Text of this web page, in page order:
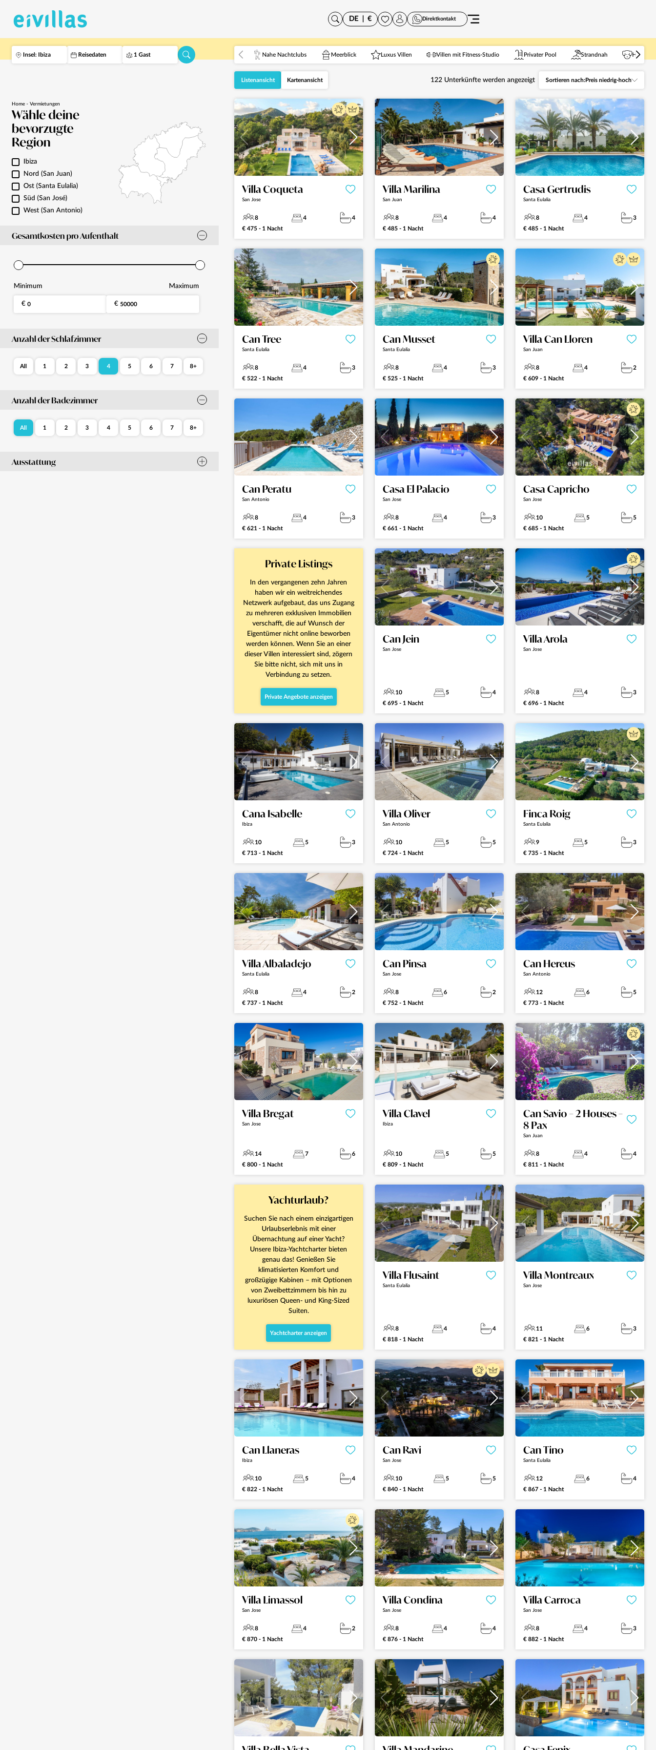
DE € Direktkontakt
Insel: Ibiza Reisedaten 1 Gast Nahe Nachtclubs Meerblick Luxus Villen Villen mit Fitness-Studio Privater Pool Strandnah
Listenansicht Kartenansicht 122 Unterkünfte werden angezeigt Sortieren nach:Preis niedrig-hoch
Home - Vermietungen
Wähle deine
bevorzugte
Region
Ibiza
Nord (San Juan)
Ost (Santa Eulalia)
Süd (San José)
West (San Antonio)
Gesamtkosten pro Aufenthalt
Minimum Maximum
Anzahl der Schlafzimmer
All 1 2 3 4 5 6 7 8+
Anzahl der Badezimmer
All 1 2 3 4 5 6 7 8+
Ausstattung
Villa Coqueta
San Jose
8 4
4
€ 475 - 1 Nacht
Villa Marilina
San Juan
8 4
4
€ 485 - 1 Nacht
Casa Gertrudis
Santa Eulalia
8 4
3
€ 485 - 1 Nacht
Can Tree
Santa Eulalia
8 4
3
€ 522 - 1 Nacht
Can Musset
Santa Eulalia
8 4
3
€ 525 - 1 Nacht
Villa Can Lloren
San Juan
8 4
2
€ 609 - 1 Nacht
Can Peratu
San Antonio
8 4
3
€ 621 - 1 Nacht
Casa El Palacio
San Jose
8 4
3
€ 661 - 1 Nacht
Casa Capricho
San Jose
10 5
5
€ 685 - 1 Nacht
Private Listings
In den vergangenen zehn Jahren
haben wir ein weitreichendes
Netzwerk aufgebaut, das uns Zugang
zu mehreren exklusiven Immobilien
verschafft, die auf Wunsch der
Eigentümer nicht online beworben
werden können. Wenn Sie an einer
dieser Villen interessiert sind, zögern
Sie bitte nicht, sich mit uns in
Verbindung zu setzen.
Private Angebote anzeigen
Can Jein
San Jose
10 5
4
€ 695 - 1 Nacht
Villa Arola
San Jose
8 4
3
€ 696 - 1 Nacht
Cana Isabelle
Ibiza
10 5
3
€ 713 - 1 Nacht
Villa Oliver
San Antonio
10 5
5
€ 724 - 1 Nacht
Finca Roig
Santa Eulalia
9 5
3
€ 735 - 1 Nacht
Villa Albaladejo
Santa Eulalia
8 4
2
€ 737 - 1 Nacht
Can Pinsa
San Jose
8 6
2
€ 752 - 1 Nacht
Can Hereus
San Antonio
12 6
5
€ 773 - 1 Nacht
Villa Bregat
San Jose
14 7
6
€ 800 - 1 Nacht
Villa Clavel
Ibiza
10 5
5
€ 809 - 1 Nacht
Can Savio – 2 Houses –
8 Pax
San Juan
8 4
4
€ 811 - 1 Nacht
Yachturlaub?
Suchen Sie nach einem einzigartigen
Urlaubserlebnis mit einer
Übernachtung auf einer Yacht?
Unsere Ibiza-Yachtcharter bieten
genau das! Genießen Sie
klimatisierten Komfort und
großzügige Kabinen – mit Optionen
von Zweibettzimmern bis hin zu
luxuriösen Queen- und King-Sized
Suiten.
Yachtcharter anzeigen
Villa Flusaint
Santa Eulalia
8 4
4
€ 818 - 1 Nacht
Villa Montreaux
San Jose
11 6
3
€ 821 - 1 Nacht
Can Llaneras
Ibiza
10 5
4
€ 822 - 1 Nacht
Can Ravi
San Jose
10 5
5
€ 840 - 1 Nacht
Can Tino
Santa Eulalia
12 6
4
€ 867 - 1 Nacht
Villa Limassol
San Jose
8 4
2
€ 870 - 1 Nacht
Villa Condina
San Jose
8 4
4
€ 876 - 1 Nacht
Villa Carroca
San Jose
8 4
3
€ 882 - 1 Nacht